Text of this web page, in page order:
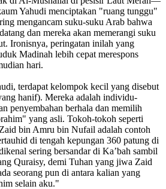
Yahudi menciptakan "ruang tunggu"
mengancam suku-suku Arab bahwa
dan mereka akan memerangi suku
Ironisnya, peringatan inilah yang
Madinah lebih cepat merespons
hari.
terdapat kelompok kecil yang disebut
hanif). Mereka adalah individu-
penyembahan berhala dan memilih
yang asli. Tokoh-tokoh seperti
bin Amru bin Nufail adalah contoh
di tengah kepungan 360 patung di
sering bersandar di Ka’bah sambil
Quraisy, demi Tuhan yang jiwa Zaid
seorang pun di antara kalian yang
selain aku."